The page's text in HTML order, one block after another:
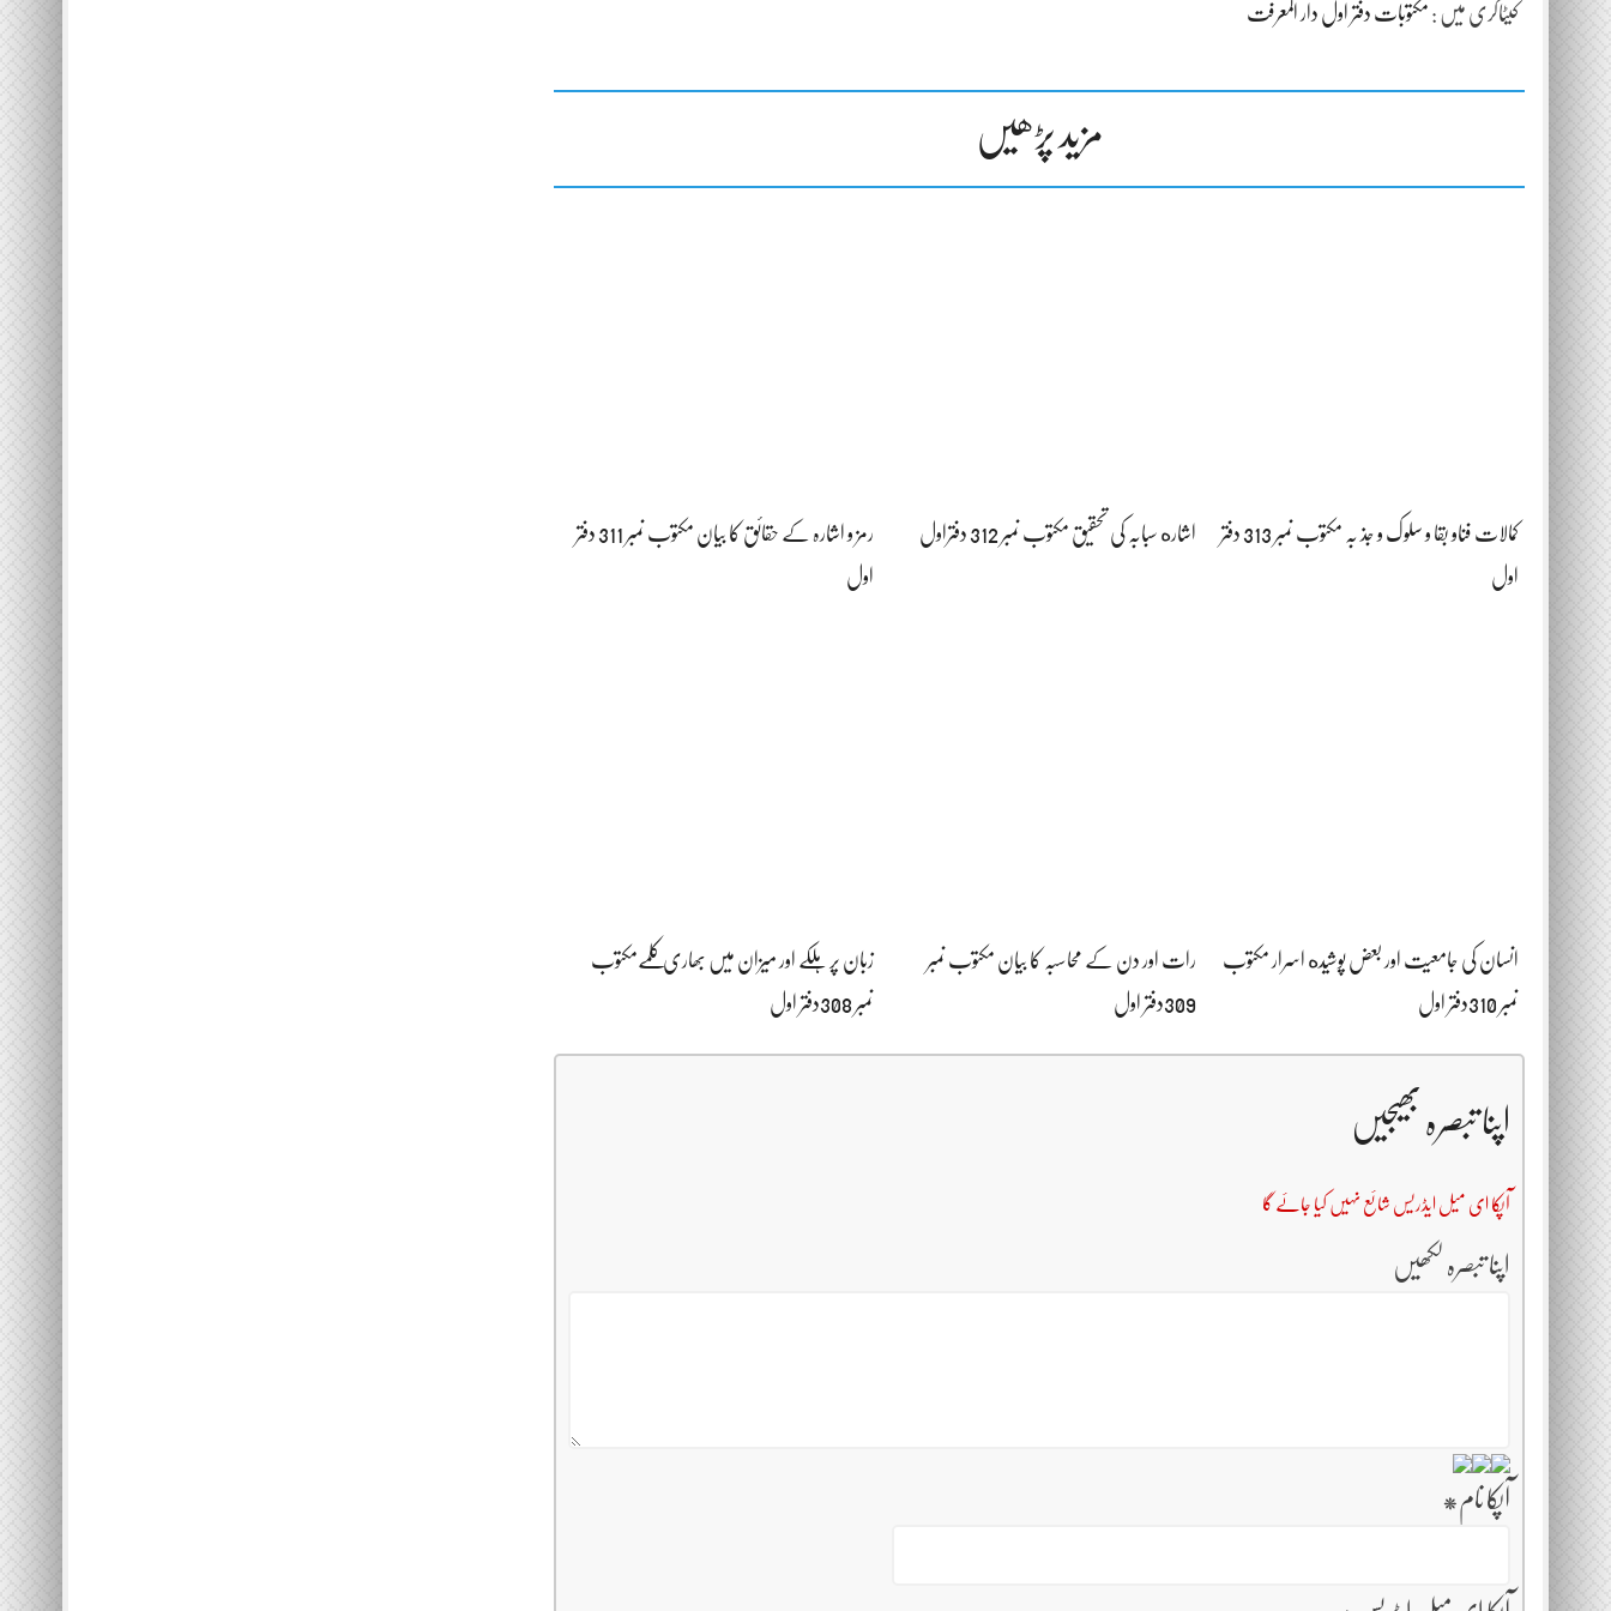
کیٹاگری میں : مکتوبات دفتر اول دار المعرفت
مزید پڑھیں
کمالات فناو بقا و سلوک و جذ بہ مکتوب نمبر 313 دفتر
اول
اشاره سبابہ کی تحقیق مکتوب نمبر 312 دفتراول رمز و اشارہ کے حقائق کا بیان مکتوب نمبر 311 دفتر
اول
انسان کی جامعیت اور بعض پوشیده اسرار مکتوب
نمبر 310دفتر اول
رات اور دن کے محاسبہ کا بیان مکتوب نمبر
309دفتر اول
زبان پر ہلکے اور میزان میں بھاری کلمےمکتوب
نمبر 308دفتر اول
اپنا تبصرہ بھیجیں
آپکا ای میل ایڈریس شائع نہیں کیا جائے گا
اپنا تبصرہ لکھیں
آپکا نام *